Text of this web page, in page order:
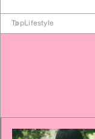
Top Lifestyle